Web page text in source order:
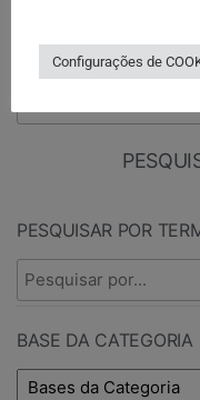
PESQUISAR POR
BASE DA CATEGORIA
Configurações de